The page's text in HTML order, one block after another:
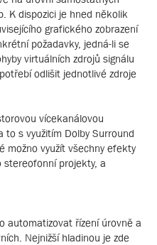
K dispozici je hned několik
grafického zobrazení
požadavky, jedná-li se
virtuálních zdrojů signálu
odlišit jednotlivé zdroje
vícekanálovou
s využitím Dolby Surround
možno využít všechny efekty
stereofonní projekty, a
automatizovat řízení úrovně a
Nejnižší hladinou je zde